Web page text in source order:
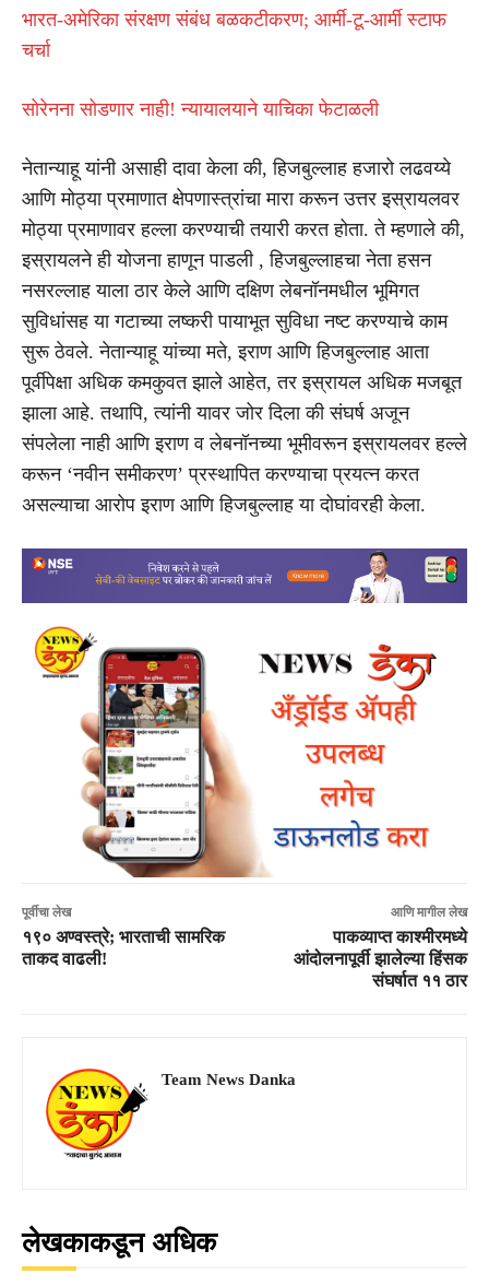
भारत-अमेरिका संरक्षण संबंध बळकटीकरण; आर्मी-टू-आर्मी स्टाफ
चर्चा
सोरेनना सोडणार नाही! न्यायालयाने याचिका फेटाळली
नेतान्याहू यांनी असाही दावा केला की, हिजबुल्लाह हजारो लढवय्ये
आणि मोठ्या प्रमाणात क्षेपणास्त्रांचा मारा करून उत्तर इस्रायलवर
मोठ्या प्रमाणावर हल्ला करण्याची तयारी करत होता. ते म्हणाले की,
इस्रायलने ही योजना हाणून पाडली , हिजबुल्लाहचा नेता हसन
नसरल्लाह याला ठार केले आणि दक्षिण लेबनॉनमधील भूमिगत
सुविधांसह या गटाच्या लष्करी पायाभूत सुविधा नष्ट करण्याचे काम
सुरू ठेवले. नेतान्याहू यांच्या मते, इराण आणि हिजबुल्लाह आता
पूर्वीपेक्षा अधिक कमकुवत झाले आहेत, तर इस्रायल अधिक मजबूत
झाला आहे. तथापि, त्यांनी यावर जोर दिला की संघर्ष अजून
संपलेला नाही आणि इराण व लेबनॉनच्या भूमीवरून इस्रायलवर हल्ले
करून ‘नवीन समीकरण’ प्रस्थापित करण्याचा प्रयत्न करत
असल्याचा आरोप इराण आणि हिजबुल्लाह या दोघांवरही केला.
पूर्वीचा लेख
१९० अण्वस्त्रे; भारताची सामरिक
ताकद वाढली!
आणि मागील लेख
पाकव्याप्त काश्मीरमध्ये
आंदोलनापूर्वी झालेल्या हिंसक
संघर्षात ११ ठार
Team News Danka
लेखकाकडून अधिक